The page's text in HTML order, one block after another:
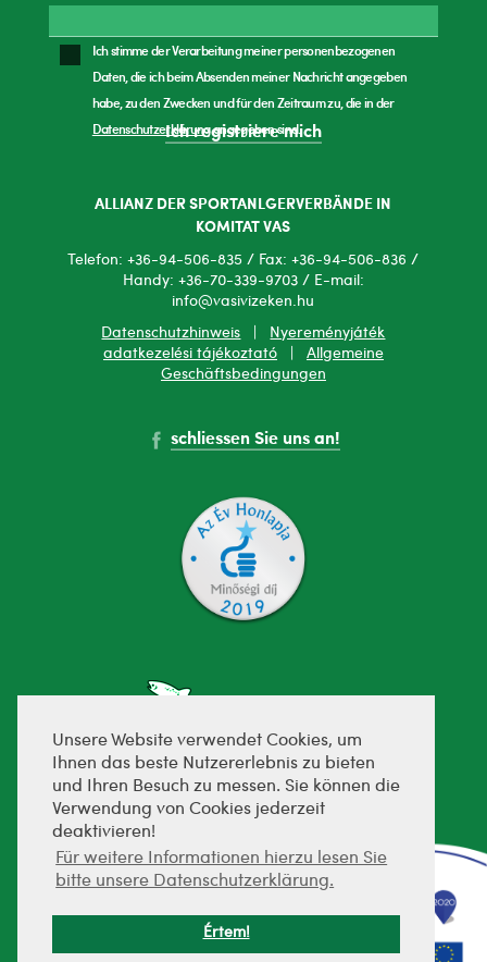
Unsere Website verwendet Cookies, um
Ihnen das beste Nutzererlebnis zu bieten
und Ihren Besuch zu messen. Sie können die
Verwendung von Cookies jederzeit
deaktivieren!
Für weitere Informationen hierzu lesen Sie
bitte unsere Datenschutzerklärung.
Értem!
Ich stimme der Verarbeitung meiner personenbezogenen
Daten, die ich beim Absenden meiner Nachricht angegeben
habe, zu den Zwecken und für den Zeitraum zu, die in der
Datenschutzerklärungangegeben sind.
Ich registriere mich
ALLIANZ DER SPORTANLGERVERBÄNDE IN
KOMITAT VAS
Telefon: +36-94-506-835 / Fax: +36-94-506-836 /
Handy: +36-70-339-9703 / E-mail:
info@vasivizeken.hu
Datenschutzhinweis
Nyereményjáték
adatkezelési tájékoztató| Allgemeine
Geschäftsbedingungen
schliessen Sie uns an!
fejlesztette: